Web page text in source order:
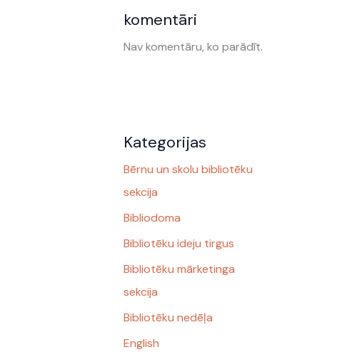
komentāri
Nav komentāru, ko parādīt.
Kategorijas
Bērnu un skolu bibliotēku
sekcija
Bibliodoma
Bibliotēku ideju tirgus
Bibliotēku mārketinga
sekcija
Bibliotēku nedēļa
English